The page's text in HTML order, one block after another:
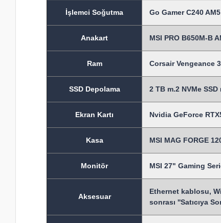
İşlemci Soğutma Go Gamer C240
Anakart MSI PRO B650M-B
Ram Corsair Vengeance
SSD Depolama 2 TB m.2 NVMe
Ekran Kartı Nvidia GeForce
Kasa MSI MAG FORGE
Monitör MSI 27" Gaming
Aksesuar
Ethernet kablosu,
sonrası ''Satıcıya